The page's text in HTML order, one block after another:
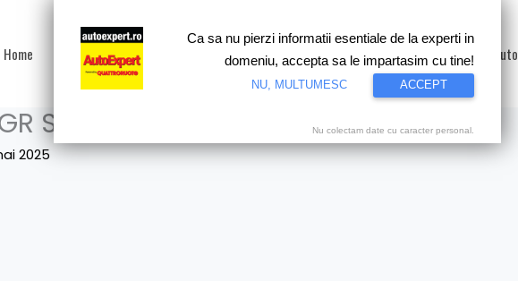
Home Test drive Motorsport Proiecte speciale Video
Sport AutoExpert.ro
2025
Ca sa nu pierzi informatii esentiale de la experti in
domeniu, accepta sa le impartasim cu tine!
NU, MULTUMESC ACCEPT
Nu colectam date cu caracter personal.